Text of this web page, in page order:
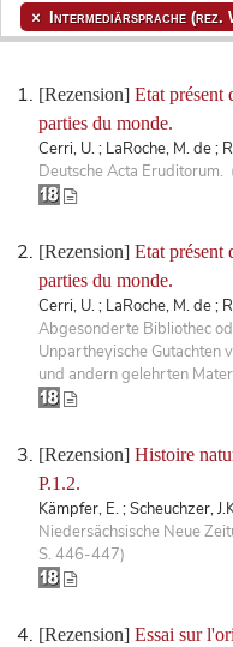
[Rezension] Etat présent
parties du monde.
Cerri, U. ; LaRoche, M. de ;
Deutsche Acta
[Rezension] Etat présent
parties du monde.
Cerri, U. ; LaRoche, M. de ;
Abgesonderte Bibliothec
Unpartheyische Gutachten
und andern gelehrten
[Rezension] Histoire
P.1.2.
Kämpfer, E. ; Scheuchzer,
Niedersächsische Neue
S. 446-447)
[Rezension] Essai sur
Intermediärsprache (rez.